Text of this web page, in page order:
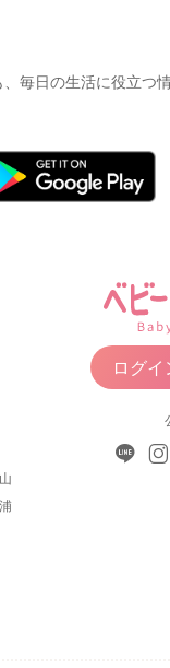
毎日の生活に役立つ
ログ